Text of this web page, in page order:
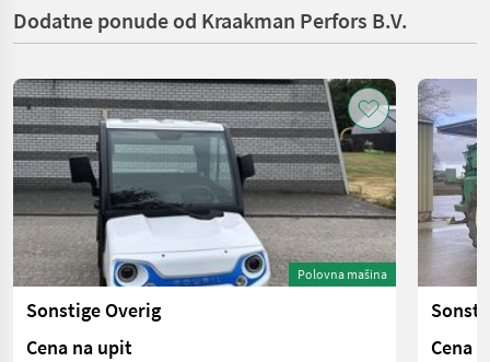
Dodatne ponude od Kraakman Perfors B.V.
Polovna mašina
Sonstige Overig
Cena na upit
Cena